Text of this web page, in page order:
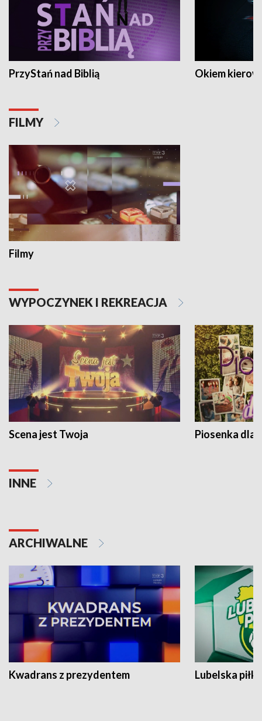
PrzyStań nad Biblią Okiem
FILMY
Filmy
WYPOCZYNEK I REKREACJA
Scena jest Twoja Piosenka dla
INNE
ARCHIWALNE
Kwadrans z prezydentem Lubelska piłka